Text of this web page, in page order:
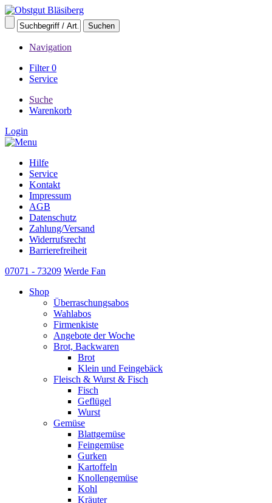
Navigation
Filter0
Service
Suche
Warenkorb
Login
Hilfe
Service
Kontakt
Impressum
AGB
Datenschutz
Zahlung/Versand
Widerrufsrecht
Barrierefreiheit
07071 - 73209 Werde Fan
Shop
Überraschungsabos
Wahlabos
Firmenkiste
Angebote der Woche
Brot, Backwaren
Brot
Klein und Feingebäck
Fleisch & Wurst & Fisch
Fisch
Geflügel
Wurst
Gemüse
Blattgemüse
Feingemüse
Gurken
Kartoffeln
Knollengemüse
Kohl
Kräuter